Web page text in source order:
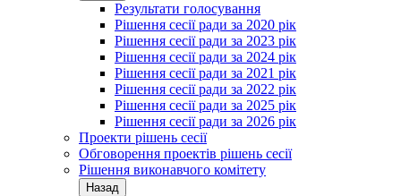
Результати голосування
Рішення сесії ради за 2020 рік
Рішення сесії ради за 2023 рік
Рішення сесії ради за 2024 рік
Рішення сесії ради за 2021 рік
Рішення сесії ради за 2022 рік
Рішення сесії ради за 2025 рік
Рішення сесії ради за 2026 рік
Проекти рішень сесії
Обговорення проектів рішень сесії
Рішення виконавчого комітету
Назад